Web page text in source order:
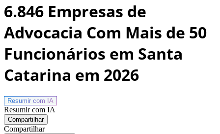
6.846 Empresas de
Advocacia Com Mais de 50
Funcionários em Santa
Catarina em 2026
Resumir com IA
Resumir com IA
Compartilhar
Compartilhar